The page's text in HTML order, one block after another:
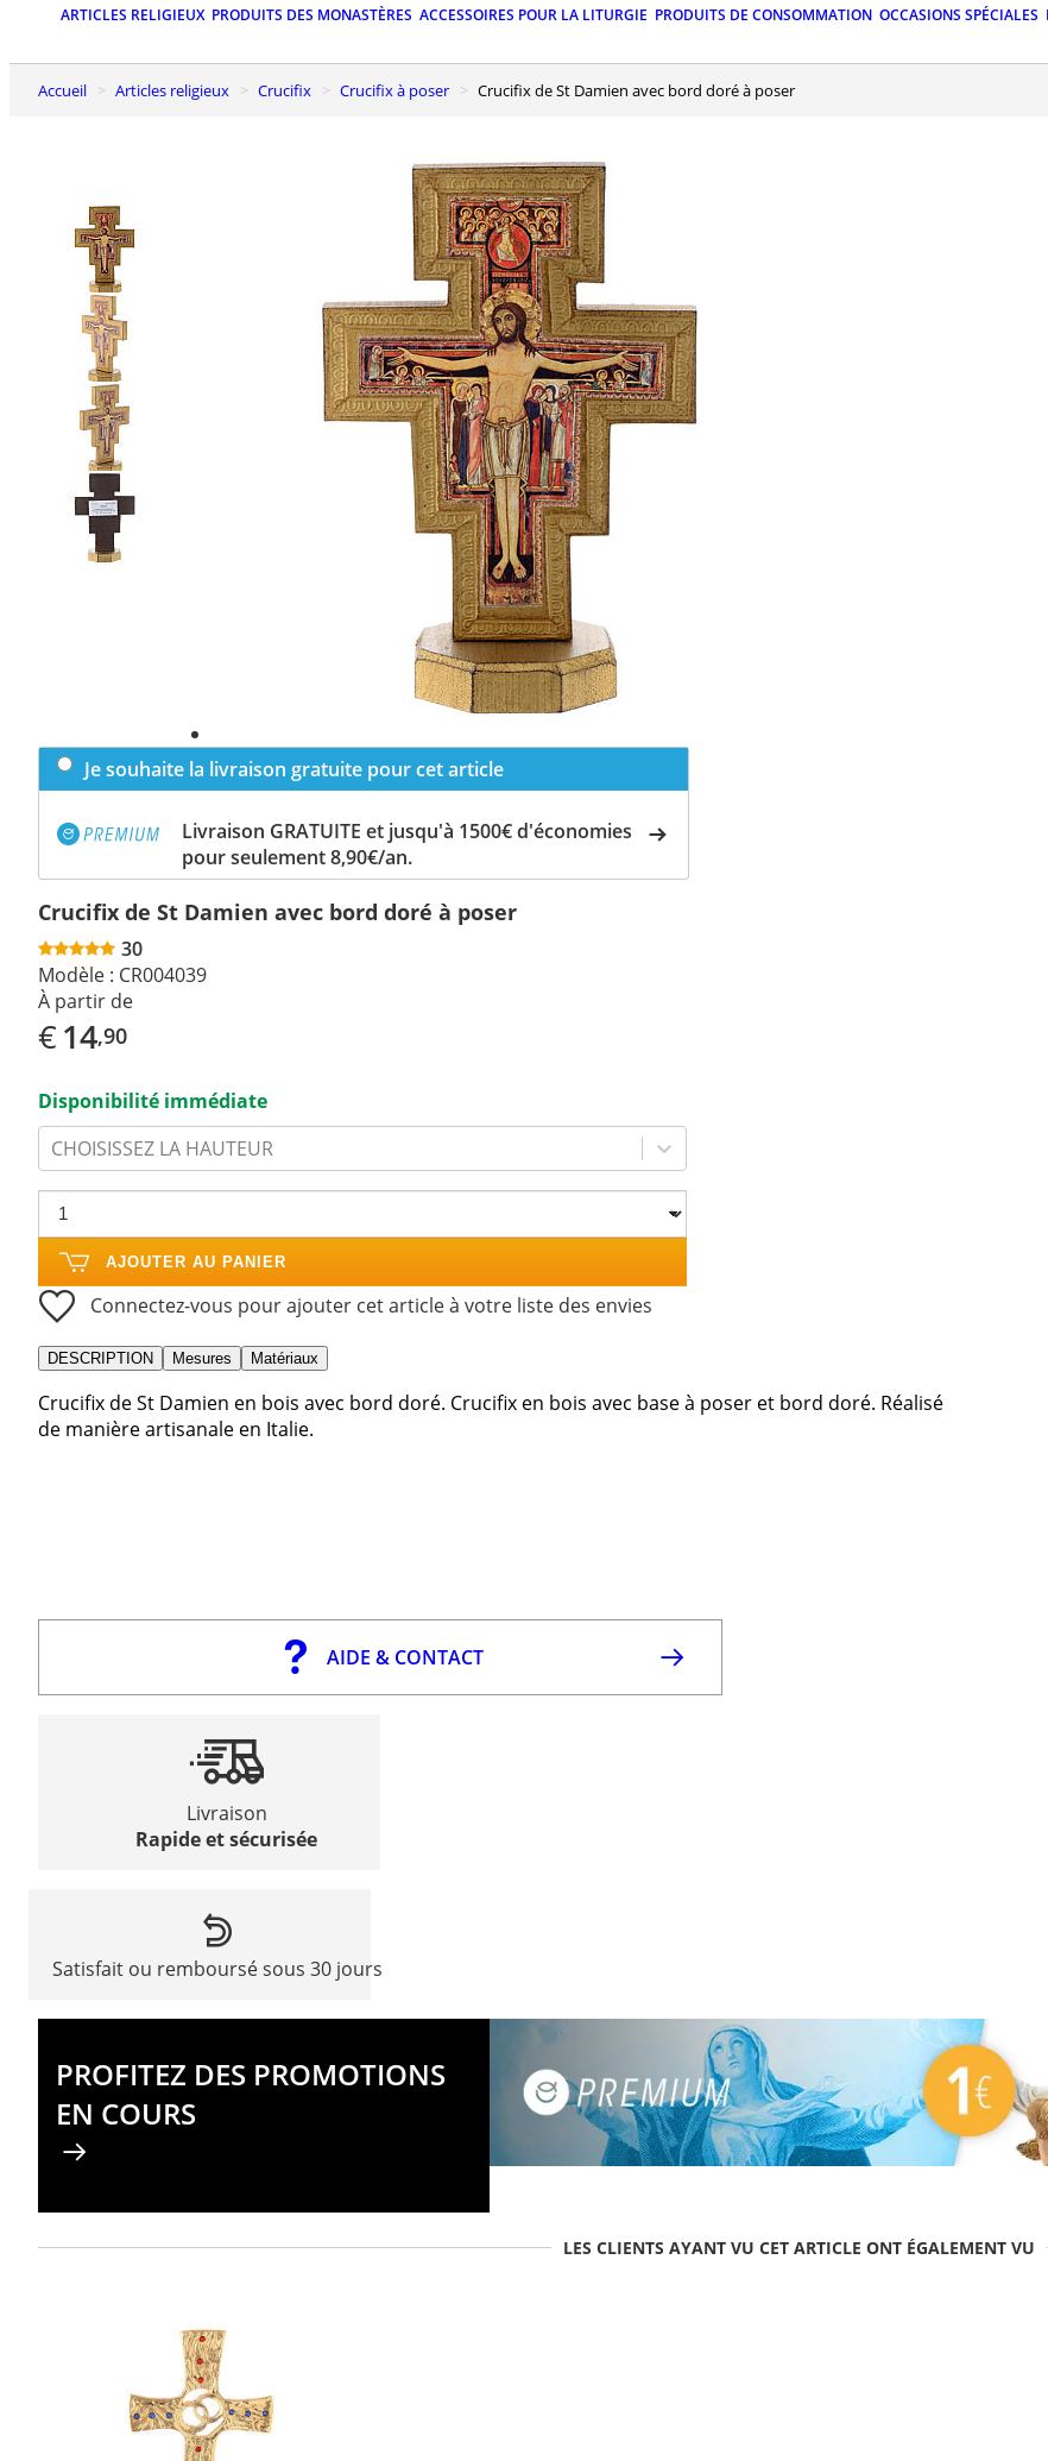
ARTICLES RELIGIEUX PRODUITS DES MONASTÈRES ACCESSOIRES POUR LA LITURGIE PRODUITS DE CONSOMMATION OCCASIONS SPÉCIALES
Accueil Articles religieux Crucifix Crucifix à poser Crucifix de St Damien avec bord doré à poser
Je souhaite la livraison gratuite pour cet article
Livraison GRATUITE et jusqu'à 1500€ d'économies
pour seulement 8,90€/an.
Crucifix de St Damien avec bord doré à poser
30
Modèle : CR004039
À partir de
€14,90
Disponibilité immédiate
CHOISISSEZ LA HAUTEUR
AJOUTER AU PANIER
Connectez-vous pour ajouter cet article à votre liste des envies
DESCRIPTION Mesures Matériaux
Crucifix de St Damien en bois avec bord doré. Crucifix en bois avec base à poser et bord doré. Réalisé
de manière artisanale en Italie.
AIDE & CONTACT
Livraison
Rapide et sécurisée
Satisfait ou remboursé sous 30 jours
PROFITEZ DES PROMOTIONS
EN COURS
LES CLIENTS AYANT VU CET ARTICLE ONT ÉGALEMENT VU